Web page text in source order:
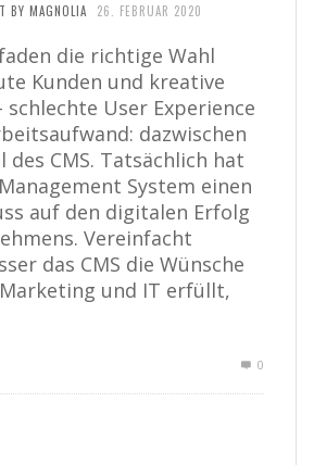
BY MAGNOLIA 26. FEBRUAR 2020
die richtige Wahl
Kunden und kreative
User Experience
dazwischen
des CMS. Tatsächlich hat
System einen
auf den digitalen Erfolg
Vereinfacht
das CMS die Wünsche
und IT erfüllt,
0